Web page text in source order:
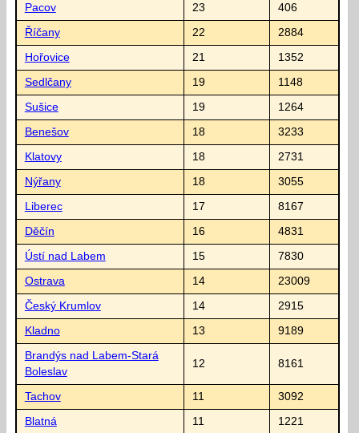
Pacov 23 406
Říčany 22 2884
Hořovice 21 1352
Sedlčany 19 1148
Sušice 19 1264
Benešov 18 3233
Klatovy 18 2731
Nýřany 18 3055
Liberec 17 8167
Děčín 16 4831
Ústí nad Labem 15 7830
Ostrava 14 23009
Český Krumlov 14 2915
Kladno 13 9189
Brandýs nad Labem-Stará
Boleslav
12 8161
Tachov 11 3092
Blatná 11 1221